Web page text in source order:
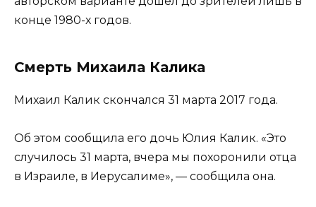
конце 1980-х годов.
Смерть Михаила Калика
Михаил Калик скончался 31 марта 2017 года.
Об этом сообщила его дочь Юлия Калик. «Это
случилось 31 марта, вчера мы похоронили отца
в Израиле, в Иерусалиме», — сообщила она.